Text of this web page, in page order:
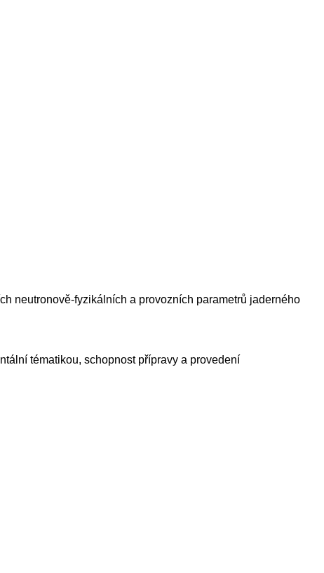
neutronově-fyzikálních a provozních parametrů jaderného
tématikou, schopnost přípravy a provedení